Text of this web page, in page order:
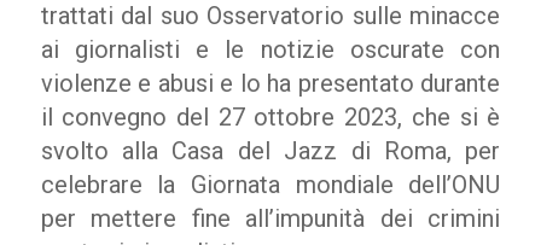
trattati dal suo Osservatorio sulle minacce
ai giornalisti e le notizie oscurate con
violenze e abusi e lo ha presentato durante
il convegno del 27 ottobre 2023, che si è
svolto alla Casa del Jazz di Roma, per
celebrare la Giornata mondiale dell’ONU
per mettere fine all’impunità dei crimini